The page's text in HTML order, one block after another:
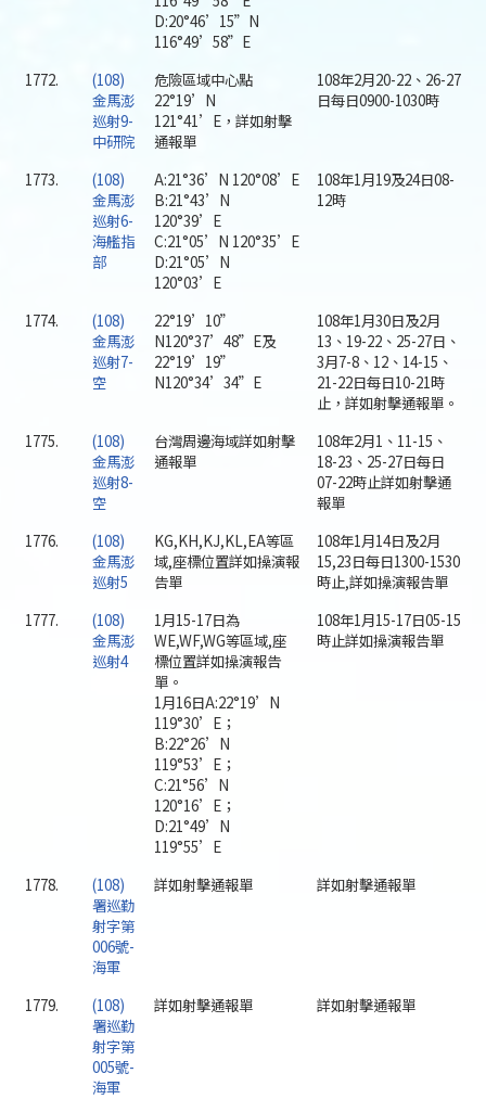
D:20°46’15”N
116°49’58”E
1772.
(108)
金馬澎
巡射9-
中研院
危險區域中心點
22°19’N
121°41’E，詳如射擊
通報單
108年2月20-22、26-27
日每日0900-1030時
1773.
(108)
金馬澎
巡射6-
海艦指
部
A:21°36’N 120°08’E
B:21°43’N
120°39’E
C:21°05’N 120°35’E
D:21°05’N
120°03’E
108年1月19及24日08-
12時
1774.
(108)
金馬澎
巡射7-
空
22°19’10”
N120°37’48”E及
22°19’19”
N120°34’34”E
108年1月30日及2月
13、19-22、25-27日、
3月7-8、12、14-15、
21-22日每日10-21時
止，詳如射擊通報單。
1775.
(108)
金馬澎
巡射8-
空
台灣周邊海域詳如射擊
通報單
108年2月1、11-15、
18-23、25-27日每日
07-22時止詳如射擊通
報單
1776.
(108)
金馬澎
巡射5
KG,KH,KJ,KL,EA等區
域,座標位置詳如操演報
告單
108年1月14日及2月
15,23日每日1300-1530
時止,詳如操演報告單
1777.
(108)
金馬澎
巡射4
1月15-17日為
WE,WF,WG等區域,座
標位置詳如操演報告
單。
1月16日A:22°19’N
119°30’E；
B:22°26’N
119°53’E；
C:21°56’N
120°16’E；
D:21°49’N
119°55’E
108年1月15-17日05-15
時止詳如操演報告單
1778.
(108)
署巡勤
射字第
006號-
海軍
詳如射擊通報單 詳如射擊通報單
1779.
(108)
署巡勤
射字第
005號-
海軍
詳如射擊通報單 詳如射擊通報單